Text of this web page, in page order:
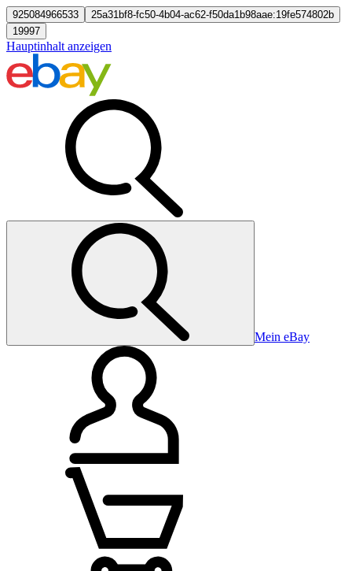
925084966533
25a31bf8-fc50-4b04-ac62-f50da1b98aae:19fe574802b
19997
Hauptinhalt anzeigen
Mein eBay